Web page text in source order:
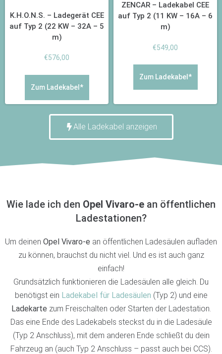
K.H.O.N.S. – Ladegerät CEE
auf Typ 2 (22 KW – 32A – 5
m)
€576,00
Zum Ladekabel*
ZENCAR – Ladekabel CEE
auf Typ 2 (11 KW – 16A – 6
m)
€549,00
Zum Ladekabel*
Alle Ladekabel anzeigen
Wie lade ich den Opel Vivaro-e an öffentlichen
Ladestationen?
Um deinen Opel Vivaro-e an öffentlichen Ladesäulen aufladen
zu können, brauchst du nicht viel. Und es ist auch ganz
einfach!
Grundsätzlich funktionieren die Ladesäulen alle gleich. Du
benötigst ein Ladekabel für Ladesäulen (Typ 2) und eine
Ladekarte zum Freischalten oder Starten der Ladestation.
Das eine Ende des Ladekabels steckst du in die Ladesäule
(Typ 2 Anschluss), mit dem anderen Ende schließt du dein
Fahrzeug an (auch Typ 2 Anschluss – passt auch bei CCS).